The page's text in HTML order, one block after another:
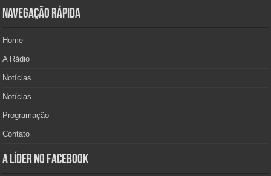
Navegação Rápida
Home
A Rádio
Notícias
Notícias
Programação
Contato
A Líder no Facebook